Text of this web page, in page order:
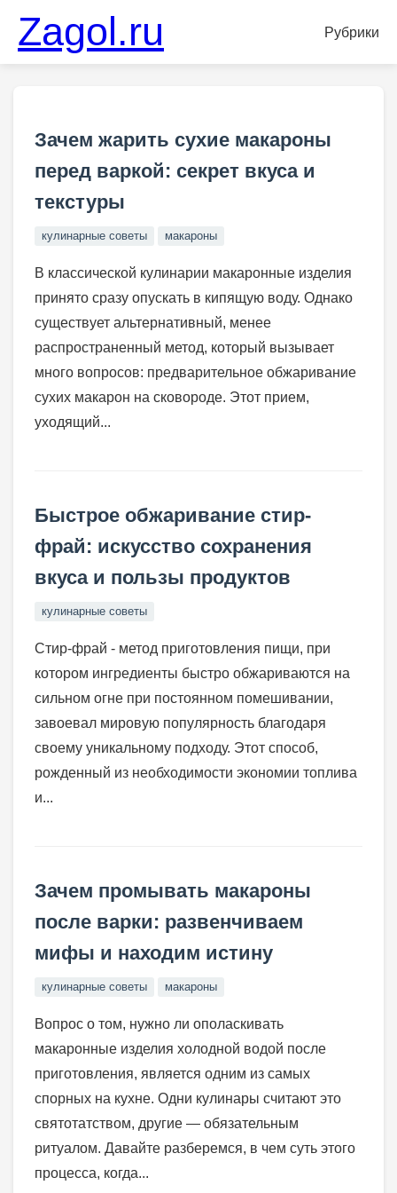
Zagol.ru Рубрики
Зачем жарить сухие макароны
перед варкой: секрет вкуса и
текстуры
кулинарные советы макароны
В классической кулинарии макаронные изделия
принято сразу опускать в кипящую воду. Однако
существует альтернативный, менее
распространенный метод, который вызывает
много вопросов: предварительное обжаривание
сухих макарон на сковороде. Этот прием,
уходящий...
Быстрое обжаривание стир-
фрай: искусство сохранения
вкуса и пользы продуктов
кулинарные советы
Стир-фрай - метод приготовления пищи, при
котором ингредиенты быстро обжариваются на
сильном огне при постоянном помешивании,
завоевал мировую популярность благодаря
своему уникальному подходу. Этот способ,
рожденный из необходимости экономии топлива
и...
Зачем промывать макароны
после варки: развенчиваем
мифы и находим истину
кулинарные советы макароны
Вопрос о том, нужно ли ополаскивать
макаронные изделия холодной водой после
приготовления, является одним из самых
спорных на кухне. Одни кулинары считают это
святотатством, другие — обязательным
ритуалом. Давайте разберемся, в чем суть этого
процесса, когда...